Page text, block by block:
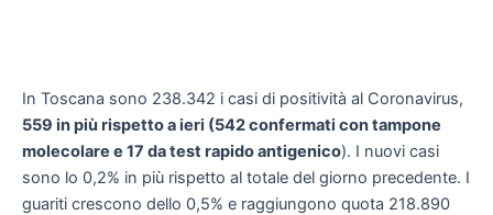
In Toscana sono 238.342 i casi di positività al Coronavirus,
559 in più rispetto a ieri (542 confermati con tampone
molecolare e 17 da test rapido antigenico). I nuovi casi
sono lo 0,2% in più rispetto al totale del giorno precedente. I
guariti crescono dello 0,5% e raggiungono quota 218.890